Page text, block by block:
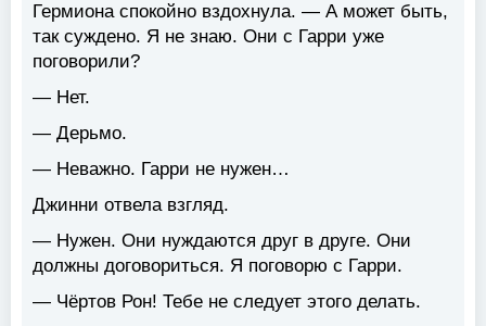
Гермиона спокойно вздохнула. — А может быть,
так суждено. Я не знаю. Они с Гарри уже
поговорили?
— Нет.
— Дерьмо.
— Неважно. Гарри не нужен…
Джинни отвела взгляд.
— Нужен. Они нуждаются друг в друге. Они
должны договориться. Я поговорю с Гарри.
— Чёртов Рон! Тебе не следует этого делать.